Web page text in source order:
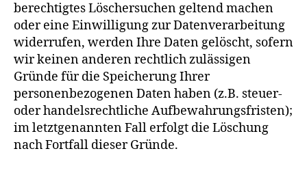
berechtigtes Löschersuchen geltend machen
oder eine Einwilligung zur Datenverarbeitung
widerrufen, werden Ihre Daten gelöscht, sofern
wir keinen anderen rechtlich zulässigen
Gründe für die Speicherung Ihrer
personenbezogenen Daten haben (z.B. steuer-
oder handelsrechtliche Aufbewahrungsfristen);
im letztgenannten Fall erfolgt die Löschung
nach Fortfall dieser Gründe.